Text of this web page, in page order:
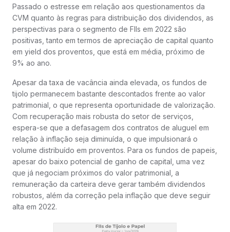
Passado o estresse em relação aos questionamentos da
CVM quanto às regras para distribuição dos dividendos, as
perspectivas para o segmento de FIIs em 2022 são
positivas, tanto em termos de apreciação de capital quanto
em yield dos proventos, que está em média, próximo de
9% ao ano.
Apesar da taxa de vacância ainda elevada, os fundos de
tijolo permanecem bastante descontados frente ao valor
patrimonial, o que representa oportunidade de valorização.
Com recuperação mais robusta do setor de serviços,
espera-se que a defasagem dos contratos de aluguel em
relação à inflação seja diminuída, o que impulsionará o
volume distribuído em proventos. Para os fundos de papeis,
apesar do baixo potencial de ganho de capital, uma vez
que já negociam próximos do valor patrimonial, a
remuneração da carteira deve gerar também dividendos
robustos, além da correção pela inflação que deve seguir
alta em 2022.